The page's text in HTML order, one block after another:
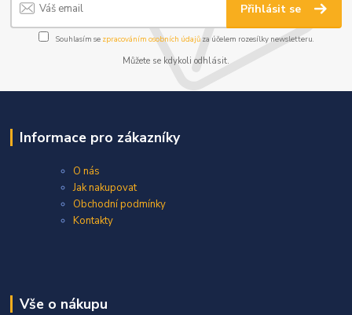
Přihlásit se
Souhlasím se zpracováním osobních údajůza účelem rozesílky newsletteru.
Můžete se kdykoli odhlásit.
Informace pro zákazníky
O nás
Jak nakupovat
Obchodní podmínky
Kontakty
Vše o nákupu